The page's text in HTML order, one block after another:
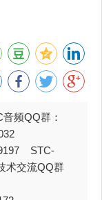
频QQ群：
STC-
术交流QQ群